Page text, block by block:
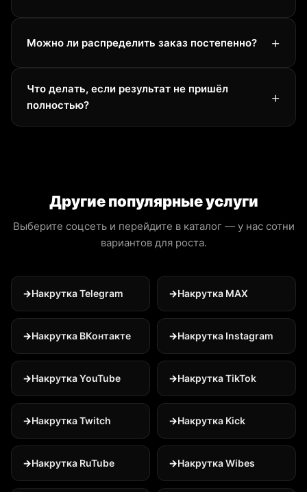
Можно ли распределить заказ постепенно?
Что делать, если результат не пришёл
полностью?
Другие популярные услуги
Выберите соцсеть и перейдите в каталог — у нас сотни
вариантов для роста.
Накрутка Telegram Накрутка MAX
Накрутка ВКонтакте Накрутка Instagram
Накрутка YouTube Накрутка TikTok
Накрутка Twitch Накрутка Kick
Накрутка RuTube Накрутка Wibes